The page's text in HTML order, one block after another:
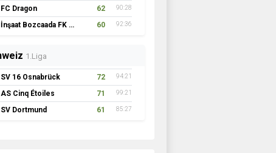
FC Dragon 62 90:28
İnşaat Bozcaada FK 1957 60 92:36
1.Liga
SV 16 Osnabrück 72 94:21
AS Cinq Étoiles 71 99:21
SV Dortmund 61 85:27